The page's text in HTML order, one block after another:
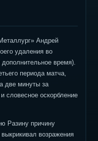
Андрей
удаления во
время).
периода матча,
две минуты за
словесное оскорбление
Разину причину
возражения